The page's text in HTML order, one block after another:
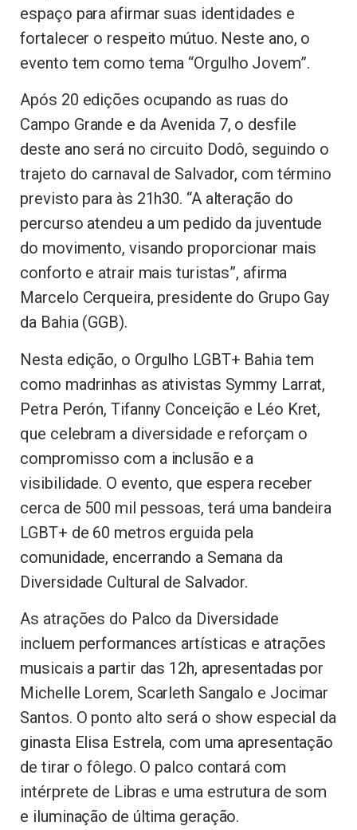
espaço para afirmar suas identidades e
fortalecer o respeito mútuo. Neste ano, o
evento tem como tema “Orgulho Jovem”.
Após 20 edições ocupando as ruas do
Campo Grande e da Avenida 7, o desfile
deste ano será no circuito Dodô, seguindo o
trajeto do carnaval de Salvador, com término
previsto para às 21h30. “A alteração do
percurso atendeu a um pedido da juventude
do movimento, visando proporcionar mais
conforto e atrair mais turistas”, afirma
Marcelo Cerqueira, presidente do Grupo Gay
da Bahia (GGB).
Nesta edição, o Orgulho LGBT+ Bahia tem
como madrinhas as ativistas Symmy Larrat,
Petra Perón, Tifanny Conceição e Léo Kret,
que celebram a diversidade e reforçam o
compromisso com a inclusão e a
visibilidade. O evento, que espera receber
cerca de 500 mil pessoas, terá uma bandeira
LGBT+ de 60 metros erguida pela
comunidade, encerrando a Semana da
Diversidade Cultural de Salvador.
As atrações do Palco da Diversidade
incluem performances artísticas e atrações
musicais a partir das 12h, apresentadas por
Michelle Lorem, Scarleth Sangalo e Jocimar
Santos. O ponto alto será o show especial da
ginasta Elisa Estrela, com uma apresentação
de tirar o fôlego. O palco contará com
intérprete de Libras e uma estrutura de som
e iluminação de última geração.